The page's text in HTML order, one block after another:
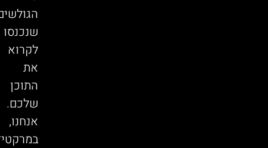
שנכנסו
לקרוא
את
התוכן
שלכם.
אנחנו,